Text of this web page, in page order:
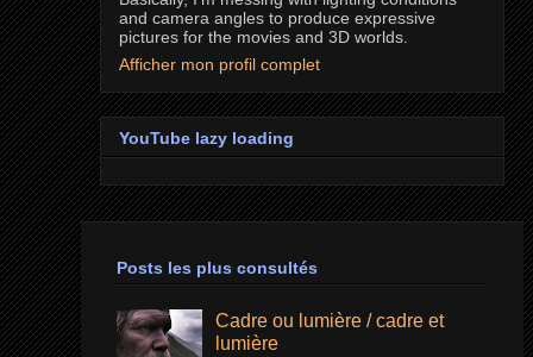
and camera angles to produce expressive
pictures for the movies and 3D worlds.
Afficher mon profil complet
YouTube lazy loading
Posts les plus consultés
Cadre ou lumière / cadre et
lumière